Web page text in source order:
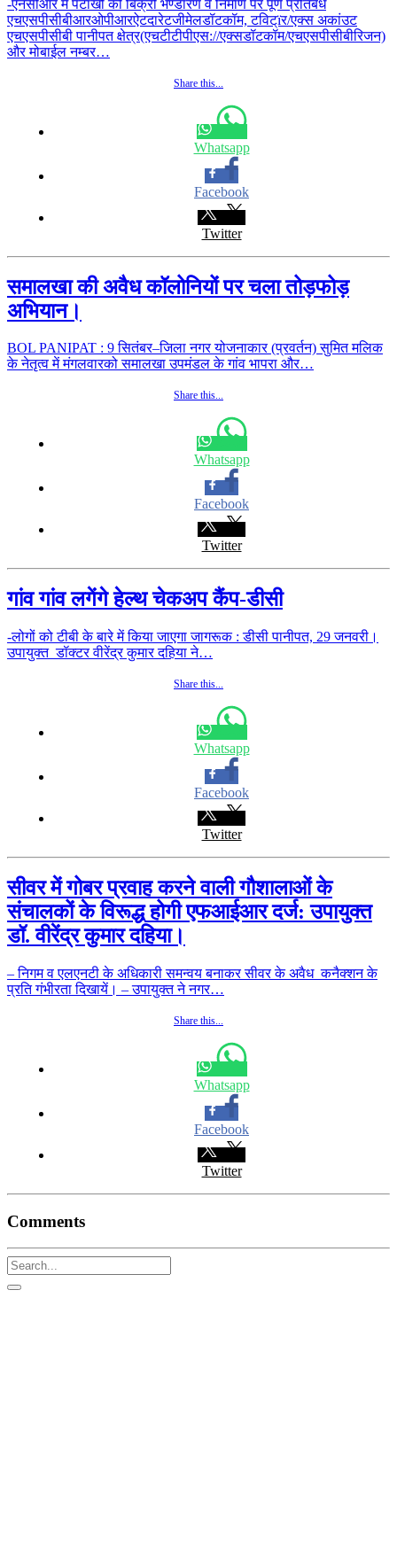
-एनसीआर में पटाखों की बिक्री भण्डारण व निर्माण पर पूर्ण प्रतिबंध
एचएसपीसीबीआरओपीआरऐटदारेटजीमेलडॉटकॉम, टविट्ïर/एक्स अकांउट
एचएसपीसीबी पानीपत क्षेत्र(एचटीटीपीएस://एक्सडॉटकॉम/एचएसपीसीबीरिजन)
और मोबाईल नम्बर…
Share this...
Whatsapp
Facebook
Twitter
समालखा की अवैध कॉलोनियों पर चला तोड़फोड़
अभियान।
BOL PANIPAT : 9 सितंबर–जिला नगर योजनाकार (प्रवर्तन) सुमित मलिक
के नेतृत्व में मंगलवारको समालखा उपमंडल के गांव भापरा और…
Share this...
Whatsapp
Facebook
Twitter
गांव गांव लगेंगे हेल्थ चेकअप कैंप-डीसी
-लोगों को टीबी के बारे में किया जाएगा जागरूक : डीसी पानीपत, 29 जनवरी।
उपायुक्त डॉक्टर वीरेंद्र कुमार दहिया ने…
Share this...
Whatsapp
Facebook
Twitter
सीवर में गोबर प्रवाह करने वाली गौशालाओं के
संचालकों के विरूद्ध होगी एफआईआर दर्ज: उपायुक्त
डॉ. वीरेंद्र कुमार दहिया।
– निगम व एलएनटी के अधिकारी समन्वय बनाकर सीवर के अवैध कनैक्शन के
प्रति गंभीरता दिखायें। – उपायुक्त ने नगर…
Share this...
Whatsapp
Facebook
Twitter
Comments